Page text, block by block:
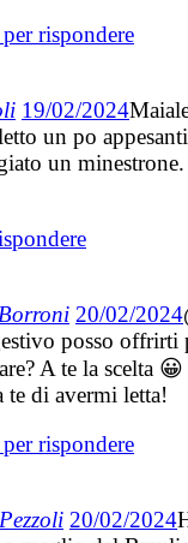
rispondere
19/02/2024
un po
un
20/02/2024
posso offrirti
A te la scelta
te di avermi letta!
rispondere
20/02/2024